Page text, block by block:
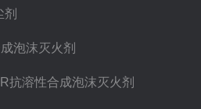
剂
泡沫灭火剂
抗溶性合成泡沫灭火剂